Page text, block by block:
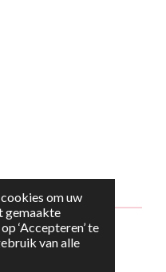
om uw
gemaakte
‘Accepteren’ te
van alle